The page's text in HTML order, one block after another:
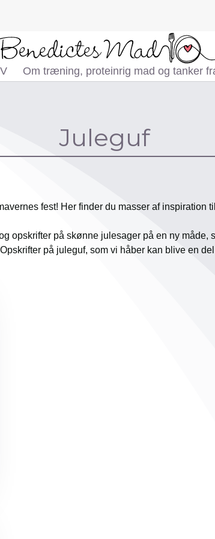
Om træning, proteinrig mad og tanker
Juleguf
fest! Her finder du masser af inspiration
opskrifter på skønne julesager på en ny måde,
på juleguf, som vi håber kan blive en